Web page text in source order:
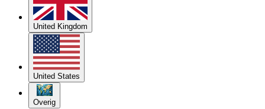
United Kingdom
United States
Overig